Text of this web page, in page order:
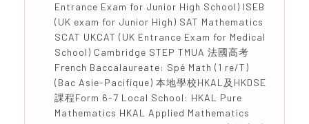
Entrance Exam for Junior High School) ISEB
(UK exam for Junior High) SAT Mathematics
SCAT UKCAT (UK Entrance Exam for Medical
School) Cambridge STEP TMUA 法國高考
French Baccalaureate: Spé Math (1 re/T)
(Bac Asie-Pacifique) 本地學校HKAL及HKDSE
課程Form 6-7 Local School: HKAL Pure
Mathematics HKAL Applied Mathematics